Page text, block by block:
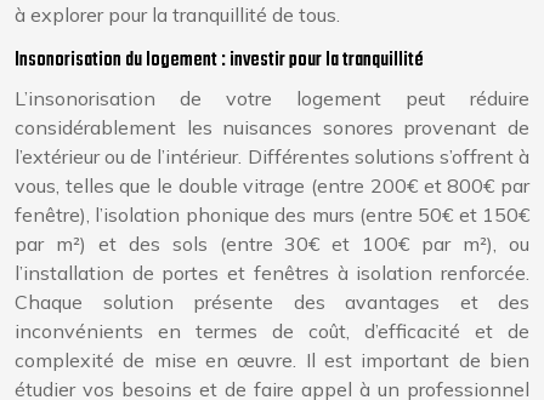
à explorer pour la tranquillité de tous.
Insonorisation du logement : investir pour la tranquillité
L’insonorisation de votre logement peut réduire
considérablement les nuisances sonores provenant de
l’extérieur ou de l’intérieur. Différentes solutions s’offrent à
vous, telles que le double vitrage (entre 200€ et 800€ par
fenêtre), l’isolation phonique des murs (entre 50€ et 150€
par m²) et des sols (entre 30€ et 100€ par m²), ou
l’installation de portes et fenêtres à isolation renforcée.
Chaque solution présente des avantages et des
inconvénients en termes de coût, d’efficacité et de
complexité de mise en œuvre. Il est important de bien
étudier vos besoins et de faire appel à un professionnel